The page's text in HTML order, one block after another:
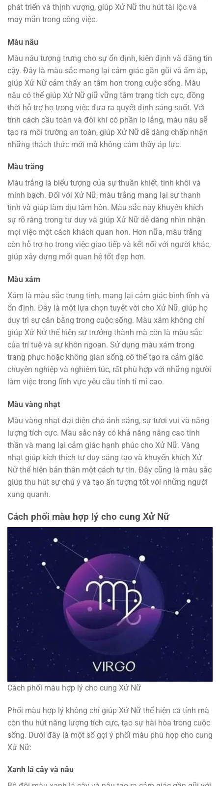
phát triển và thịnh vượng, giúp Xử Nữ thu hút tài lộc và
may mắn trong công việc.
Màu nâu
Màu nâu tượng trưng cho sự ổn định, kiên định và đáng tin
cậy. Đây là màu sắc mang lại cảm giác gần gũi và ấm áp,
giúp Xử Nữ cảm thấy an tâm hơn trong cuộc sống. Màu
nâu có thể giúp Xử Nữ giữ vững tâm trạng tích cực, đồng
thời hỗ trợ họ trong việc đưa ra quyết định sáng suốt. Với
tính cách cầu toàn và đôi khi có phần lo lắng, màu nâu sẽ
tạo ra môi trường an toàn, giúp Xử Nữ dễ dàng chấp nhận
những thách thức mới mà không cảm thấy áp lực.
Màu trắng
Màu trắng là biểu tượng của sự thuần khiết, tinh khôi và
minh bạch. Đối với Xử Nữ, màu trắng mang lại sự thanh
tịnh và giúp làm dịu tâm hồn. Màu sắc này khuyến khích
sự rõ ràng trong tư duy và giúp Xử Nữ dễ dàng nhìn nhận
mọi việc một cách khách quan hơn. Hơn nữa, màu trắng
còn hỗ trợ họ trong việc giao tiếp và kết nối với người khác,
giúp xây dựng mối quan hệ tốt đẹp hơn.
Màu xám
Xám là màu sắc trung tính, mang lại cảm giác bình tĩnh và
ổn định. Đây là một lựa chọn tuyệt vời cho Xử Nữ, giúp họ
duy trì sự cân bằng trong cuộc sống. Màu xám không chỉ
giúp Xử Nữ thể hiện sự trưởng thành mà còn là màu sắc
của trí tuệ và sự khôn ngoan. Sử dụng màu xám trong
trang phục hoặc không gian sống có thể tạo ra cảm giác
chuyên nghiệp và nghiêm túc, rất phù hợp với những người
làm việc trong lĩnh vực yêu cầu tính tỉ mỉ cao.
Màu vàng nhạt
Màu vàng nhạt đại diện cho ánh sáng, sự tươi vui và năng
lượng tích cực. Màu sắc này có khả năng nâng cao tinh
thần và mang lại cảm giác hạnh phúc cho Xử Nữ. Vàng
nhạt giúp kích thích tư duy sáng tạo và khuyến khích Xử
Nữ thể hiện bản thân một cách tự tin. Đây cũng là màu sắc
giúp thu hút sự chú ý và tạo ấn tượng tốt với những người
xung quanh.
Cách phối màu hợp lý cho cung Xử Nữ
Cách phối màu hợp lý cho cung Xử Nữ
Phối màu hợp lý không chỉ giúp Xử Nữ thể hiện cá tính mà
còn thu hút năng lượng tích cực, tạo sự hài hòa trong cuộc
sống. Dưới đây là một số gợi ý phối màu phù hợp cho cung
Xử Nữ:
Xanh lá cây và nâu